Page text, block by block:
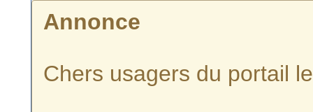
Annonce
Chers usagers du portail